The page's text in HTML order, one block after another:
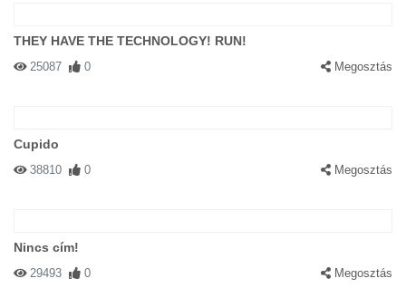
THEY HAVE THE TECHNOLOGY! RUN!
25087 0 Megosztás
Cupido
38810 0 Megosztás
Nincs cím!
29493 0 Megosztás